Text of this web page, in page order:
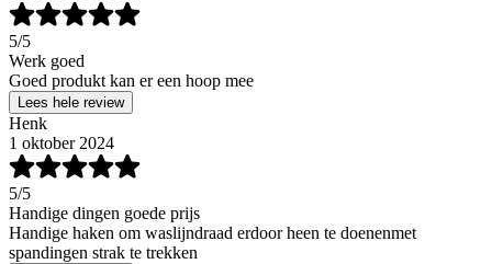
5/5
Werk goed
Goed produkt kan er een hoop mee
Lees hele review
Henk
1 oktober 2024
5/5
Handige dingen goede prijs
Handige haken om waslijndraad erdoor heen te doenenmet
spandingen strak te trekken